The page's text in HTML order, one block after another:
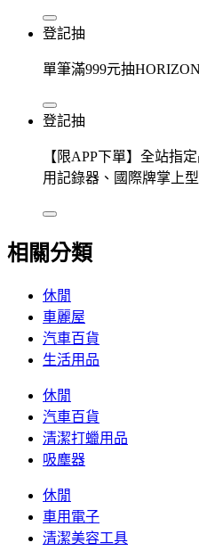
登記抽
單筆滿999元抽
登記抽
【限APP下單】全站指
用記錄器、國際牌掌上
相關分類
休閒
車麗屋
汽車百貨
生活用品
休閒
汽車百貨
清潔打蠟用品
吸塵器
休閒
車用電子
清潔美容工具